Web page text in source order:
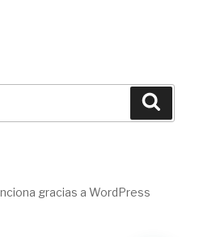
gracias a WordPress